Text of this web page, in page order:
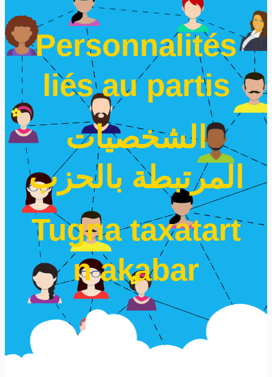
Personnalités
liés au partis
الشخصيات
المرتبطة بالحزب
Tugna taxatart
n akabar